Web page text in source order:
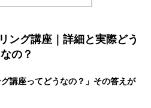
ング講座｜詳細と実際どう
なの？
講座ってどうなの？」その答えが